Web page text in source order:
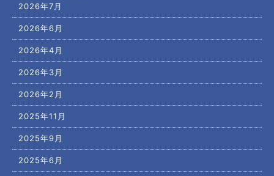
2026年7月
2026年6月
2026年4月
2026年3月
2026年2月
2025年11月
2025年9月
2025年6月